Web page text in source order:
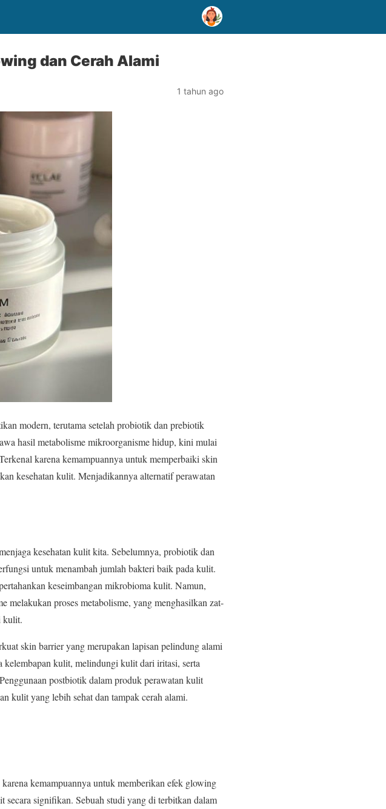
dan Cerah Alami
1 tahun ago
modern, terutama setelah probiotik dan prebiotik
hasil metabolisme mikroorganisme hidup, kini mulai
karena kemampuannya untuk memperbaiki skin
kesehatan kulit. Menjadikannya alternatif perawatan
kesehatan kulit kita. Sebelumnya, probiotik dan
untuk menambah jumlah bakteri baik pada kulit.
keseimbangan mikrobioma kulit. Namun,
melakukan proses metabolisme, yang menghasilkan zat-
kulit.
skin barrier yang merupakan lapisan pelindung alami
kulit, melindungi kulit dari iritasi, serta
postbiotik dalam produk perawatan kulit
kulit yang lebih sehat dan tampak cerah alami.
kemampuannya untuk memberikan efek glowing
signifikan. Sebuah studi yang di terbitkan dalam